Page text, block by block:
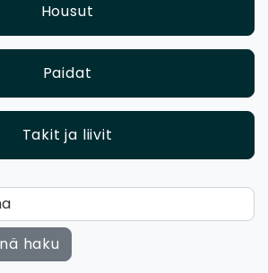
Housut
Paidat
Takit ja liivit
haku